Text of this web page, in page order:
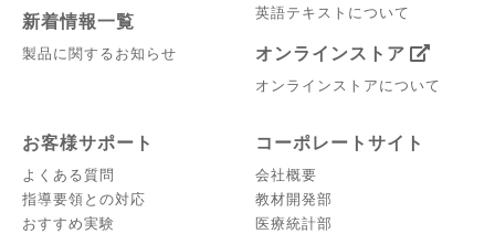
新着情報一覧
製品に関するお知らせ
英語テキストについて
オンラインストア
オンラインストアについて
お客様サポート
よくある質問
指導要領との対応
おすすめ実験
コーポレートサイト
会社概要
教材開発部
医療統計部